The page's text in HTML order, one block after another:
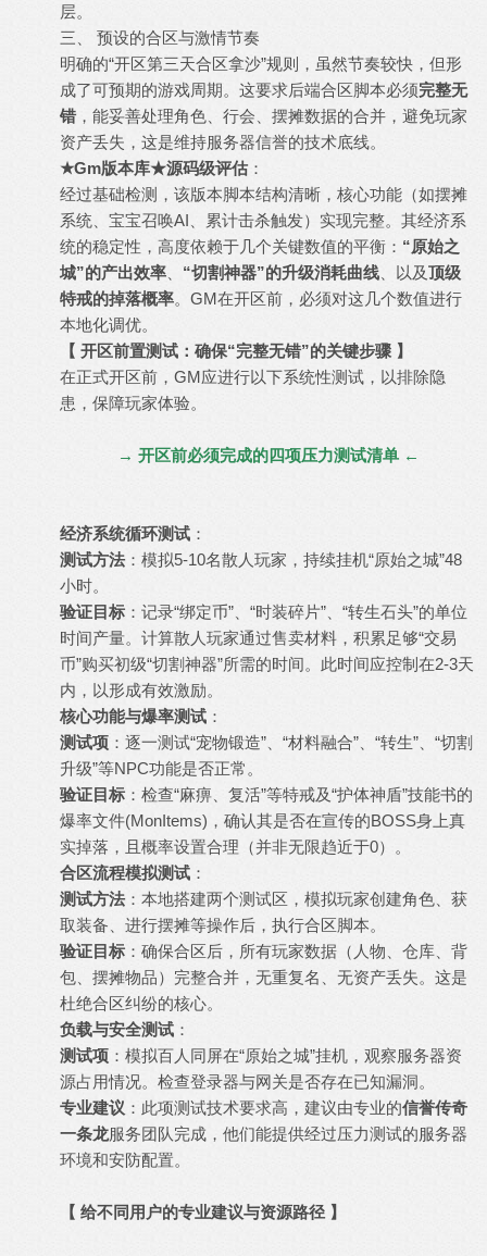
层。
三、 预设的合区与激情节奏
明确的“开区第三天合区拿沙”规则，虽然节奏较快，但形
成了可预期的游戏周期。这要求后端合区脚本必须完整无
错，能妥善处理角色、行会、摆摊数据的合并，避免玩家
资产丢失，这是维持服务器信誉的技术底线。
★Gm版本库★源码级评估 ：
经过基础检测，该版本脚本结构清晰，核心功能（如摆摊
系统、宝宝召唤AI、累计击杀触发）实现完整。其经济系
统的稳定性，高度依赖于几个关键数值的平衡： “原始之
城”的产出效率
“切割神器”的升级消耗曲线 、以及顶级
特戒的掉落概率。GM在开区前，必须对这几个数值进行
本地化调优。
【 开区前置测试：确保“完整无错”的关键步骤 】
在正式开区前，GM应进行以下系统性测试，以排除隐
患，保障玩家体验。
→ 开区前必须完成的四项压力测试清单 ←
经济系统循环测试 ：
测试方法 ：模拟5-10名散人玩家，持续挂机“原始之城”48
小时。
验证目标 ：记录“绑定币”、“时装碎片”、“转生石头”的单位
时间产量。计算散人玩家通过售卖材料，积累足够“交易
币”购买初级“切割神器”所需的时间。此时间应控制在2-3天
内，以形成有效激励。
核心功能与爆率测试 ：
测试项 ：逐一测试“宠物锻造”、“材料融合”、“转生”、“切割
升级”等NPC功能是否正常。
验证目标 ：检查“麻痹、复活”等特戒及“护体神盾”技能书的
爆率文件(MonItems)，确认其是否在宣传的BOSS身上真
实掉落，且概率设置合理（并非无限趋近于0）。
合区流程模拟测试 ：
测试方法 ：本地搭建两个测试区，模拟玩家创建角色、获
取装备、进行摆摊等操作后，执行合区脚本。
验证目标 ：确保合区后，所有玩家数据（人物、仓库、背
包、摆摊物品）完整合并，无重复名、无资产丢失。这是
杜绝合区纠纷的核心。
负载与安全测试 ：
测试项 ：模拟百人同屏在“原始之城”挂机，观察服务器资
源占用情况。检查登录器与网关是否存在已知漏洞。
专业建议 ：此项测试技术要求高，建议由专业的信誉传奇
一条龙服务团队完成，他们能提供经过压力测试的服务器
环境和安防配置。
【 给不同用户的专业建议与资源路径 】